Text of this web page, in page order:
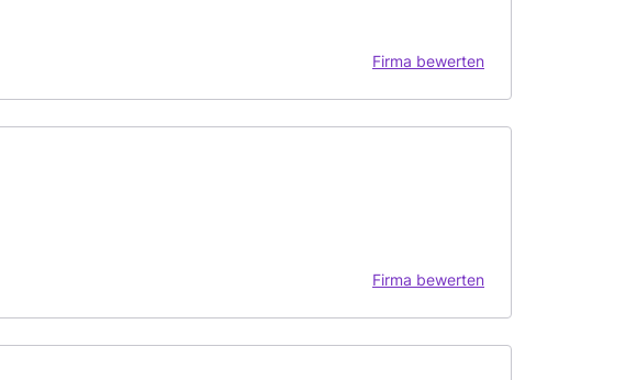
Firma bewerten
Firma bewerten